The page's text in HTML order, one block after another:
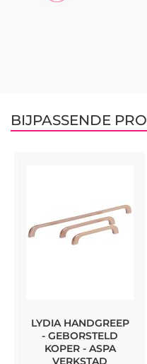
BIJPASSENDE
LYDIA HANDGREEP
- GEBORSTELD
KOPER - ASPA
VERKSTAD